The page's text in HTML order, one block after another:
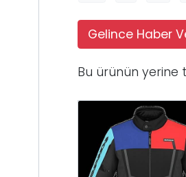
Gelince Haber
Bu ürünün yerine